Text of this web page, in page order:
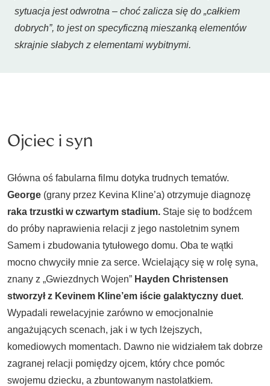
sytuacja jest odwrotna – choć zalicza się do „całkiem
dobrych”, to jest on specyficzną mieszanką elementów
skrajnie słabych z elementami wybitnymi.
Ojciec i syn
Główna oś fabularna filmu dotyka trudnych tematów.
George (grany przez Kevina Kline’a) otrzymuje diagnozę
raka trzustki w czwartym stadium. Staje się to bodźcem
do próby naprawienia relacji z jego nastoletnim synem
Samem i zbudowania tytułowego domu. Oba te wątki
mocno chwyciły mnie za serce. Wcielający się w rolę syna,
znany z „Gwiezdnych Wojen” Hayden Christensen
stworzył z Kevinem Kline’em iście galaktyczny duet.
Wypadali rewelacyjnie zarówno w emocjonalnie
angażujących scenach, jak i w tych lżejszych,
komediowych momentach. Dawno nie widziałem tak dobrze
zagranej relacji pomiędzy ojcem, który chce pomóc
swojemu dziecku, a zbuntowanym nastolatkiem.